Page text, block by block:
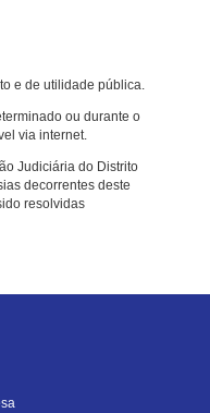
e de utilidade pública.
ou durante o
via internet.
Judiciária do Distrito
decorrentes deste
resolvidas